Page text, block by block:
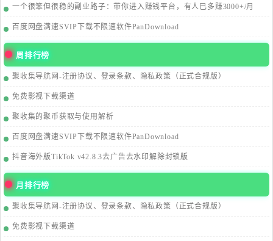
一个很笨但很稳的副业路子：带你进入赚钱平台，有人已多赚3000+/月
百度网盘满速SVIP下载不限速软件PanDownload
周排行榜
聚收集导航网-注册协议、登录条款、隐私政策（正式合规版）
免费影视下载渠道
聚收集的聚币获取与使用解析
百度网盘满速SVIP下载不限速软件PanDownload
抖音海外版TikTok v42.8.3去广告去水印解除封锁版
月排行榜
聚收集导航网-注册协议、登录条款、隐私政策（正式合规版）
免费影视下载渠道